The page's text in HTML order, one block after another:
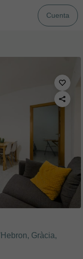
Cuenta
Gràcia,